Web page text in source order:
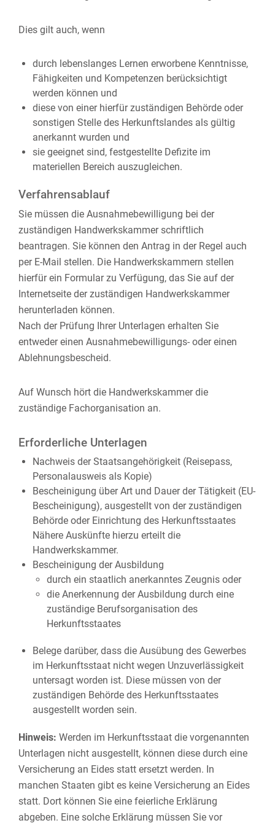
Dies gilt auch, wenn
durch lebenslanges Lernen erworbene Kenntnisse,
Fähigkeiten und Kompetenzen berücksichtigt
werden können und
diese von einer hierfür zuständigen Behörde oder
sonstigen Stelle des Herkunftslandes als gültig
anerkannt wurden und
sie geeignet sind, festgestellte Defizite im
materiellen Bereich auszugleichen.
Verfahrensablauf
Sie müssen die Ausnahmebewilligung bei der
zuständigen Handwerkskammer schriftlich
beantragen. Sie können den Antrag in der Regel auch
per E-Mail stellen. Die Handwerkskammern stellen
hierfür ein Formular zu Verfügung, das Sie auf der
Internetseite der zuständigen Handwerkskammer
herunterladen können.
Nach der Prüfung Ihrer Unterlagen erhalten Sie
entweder einen Ausnahmebewilligungs- oder einen
Ablehnungsbescheid.
Auf Wunsch hört die Handwerkskammer die
zuständige Fachorganisation an.
Erforderliche Unterlagen
Nachweis der Staatsangehörigkeit (Reisepass,
Personalausweis als Kopie)
Bescheinigung über Art und Dauer der Tätigkeit (EU-
Bescheinigung), ausgestellt von der zuständigen
Behörde oder Einrichtung des Herkunftsstaates
Nähere Auskünfte hierzu erteilt die
Handwerkskammer.
Bescheinigung der Ausbildung
durch ein staatlich anerkanntes Zeugnis oder
die Anerkennung der Ausbildung durch eine
zuständige Berufsorganisation des
Herkunftsstaates
Belege darüber, dass die Ausübung des Gewerbes
im Herkunftsstaat nicht wegen Unzuverlässigkeit
untersagt worden ist. Diese müssen von der
zuständigen Behörde des Herkunftsstaates
ausgestellt worden sein.
Hinweis: Werden im Herkunftsstaat die vorgenannten
Unterlagen nicht ausgestellt, können diese durch eine
Versicherung an Eides statt ersetzt werden. In
manchen Staaten gibt es keine Versicherung an Eides
statt. Dort können Sie eine feierliche Erklärung
abgeben. Eine solche Erklärung müssen Sie vor